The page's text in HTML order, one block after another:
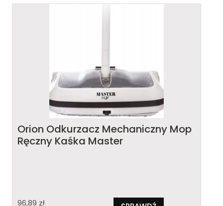
Orion Odkurzacz Mechaniczny Mop
Ręczny Kaśka Master
96,89 zł